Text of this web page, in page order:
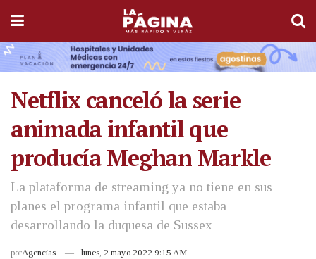
Netflix canceló la serie
animada infantil que
producía Meghan Markle
La plataforma de streaming ya no tiene en sus
planes el programa infantil que estaba
desarrollando la duquesa de Sussex
porAgencias lunes, 2 mayo 2022 9:15 AM